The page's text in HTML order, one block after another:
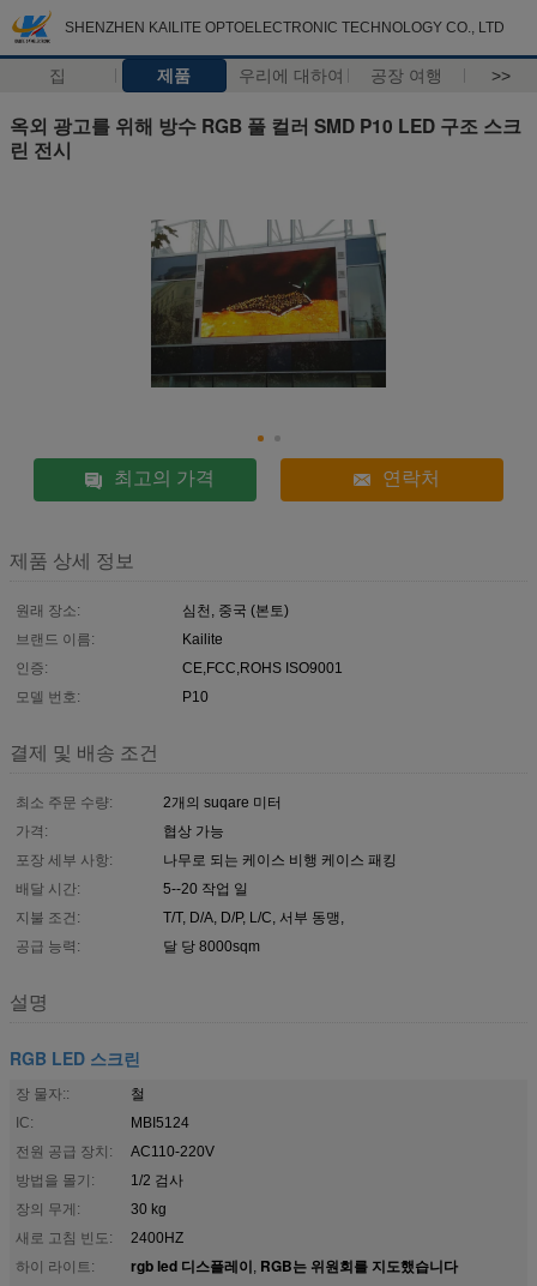
SHENZHEN KAILITE OPTOELECTRONIC TECHNOLOGY CO., LTD
집 제품 우리에 대하여 공장 여행 >>
옥외 광고를 위해 방수 RGB 풀 컬러 SMD P10 LED 구조 스크
린 전시
최고의 가격 연락처
제품 상세 정보
원래 장소:
심천, 중국 (본토)
브랜드 이름:
Kailite
인증:
CE,FCC,ROHS ISO9001
모델 번호:
P10
결제 및 배송 조건
최소 주문 수량:
2개의 suqare 미터
가격:
협상 가능
포장 세부 사항:
나무로 되는 케이스 비행 케이스 패킹
배달 시간:
5--20 작업 일
지불 조건:
T/T, D/A, D/P, L/C, 서부 동맹,
공급 능력:
달 당 8000sqm
설명
RGB LED 스크린
장 물자::
철
IC:
MBI5124
전원 공급 장치:
AC110-220V
방법을 몰기:
1/2 검사
장의 무게:
30 kg
새로 고침 빈도:
2400HZ
하이 라이트:
rgb led 디스플레이, RGB는 위원회를 지도했습니다